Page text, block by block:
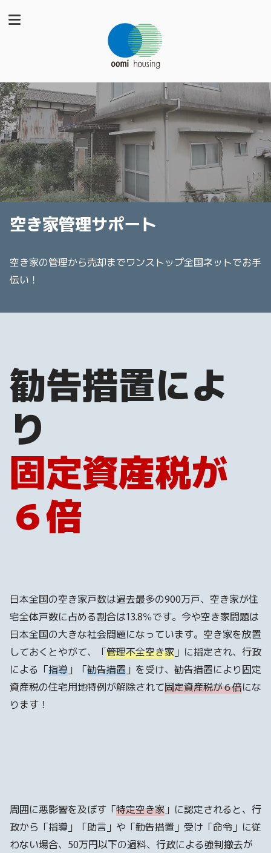
空き家管理サポート
空き家の管理から売却までワンストップ全国ネットでお手
伝い！
勧告措置によ
り
固定資産税が
６倍
日本全国の空き家戸数は過去最多の900万戸、空き家が住
宅全体戸数に占める割合は13.8％です。今や空き家問題は
日本全国の大きな社会問題になっています。空き家を放置
しておくとやがて、「管理不全空き家 」に指定され、行政
による「指導 」「勧告措置 」を受け、勧告措置により固定
資産税の住宅用地特例が解除されて固定資産税が６倍にな
ります！
周囲に悪影響を及ぼす「特定空き家 」に認定されると、行
政から「指導」「助言」や「勧告措置」受け「命令」に従
わない場合、50万円以下の過料、行政による強制撤去が